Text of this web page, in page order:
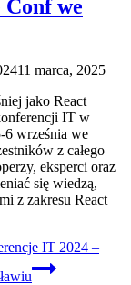
Conf we
11 marca, 2025
jako React
IT w
6 września we
z całego
eksperci oraz
się wiedzą,
z zakresu React
IT 2024 –